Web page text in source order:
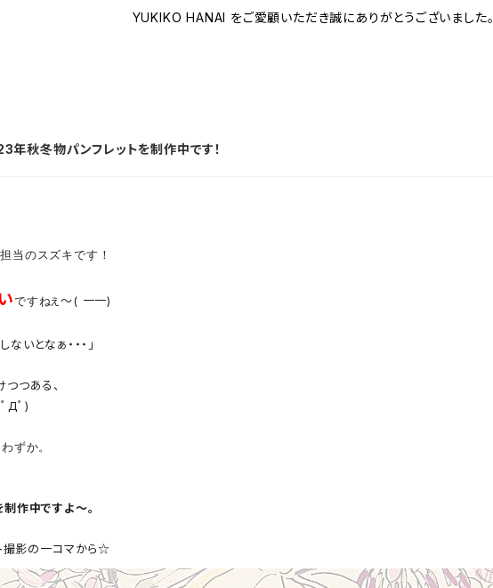
YUKIKO HANAI をご愛顧いただき誠にありがとうございました。
年秋冬物パンフレットを制作中です！
当のスズキです！
ですねぇ～( 一一)
いとなぁ・・・」
つある、
ﾟДﾟ)
ずか。
制作中ですよ～。
撮影の一コマから☆